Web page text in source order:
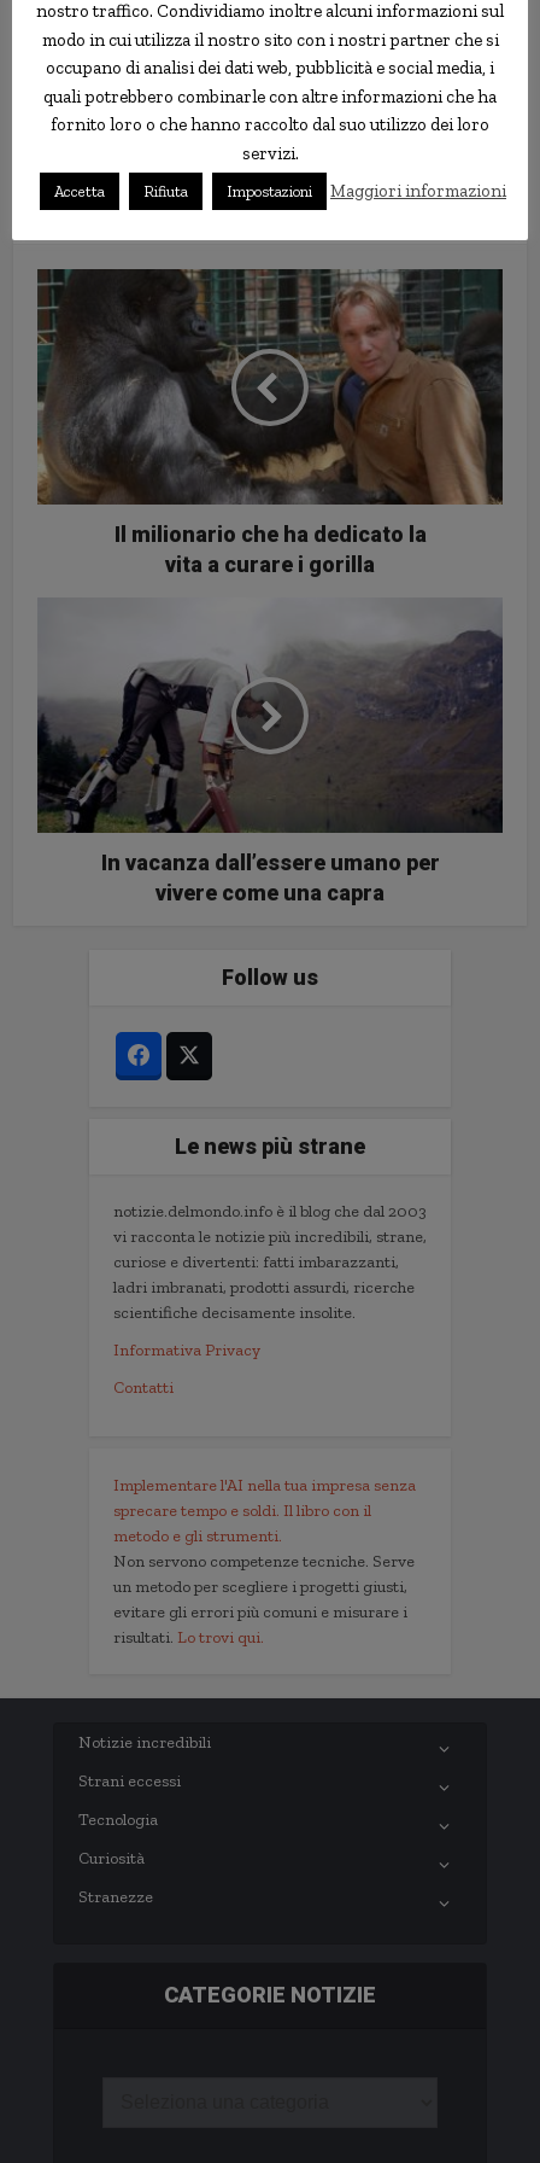
fosse stato condannato al carcere avrebbe comunque perso il
lavoro.
https://www.youtube.com/watch?v=fxbkrHwQvKk
condanne strane matrimonio prigione
Il milionario che ha dedicato la
vita a curare i gorilla
In vacanza dall’essere umano per
vivere come una capra
Follow us
Le news più strane
notizie.delmondo.info è il blog che dal 2003
vi racconta le notizie più incredibili, strane,
curiose e divertenti: fatti imbarazzanti,
ladri imbranati, prodotti assurdi, ricerche
scientifiche decisamente insolite.
Informativa Privacy
Contatti
Implementare l'AI nella tua impresa senza
sprecare tempo e soldi. Il libro con il
metodo e gli strumenti.
Non servono competenze tecniche. Serve
un metodo per scegliere i progetti giusti,
evitare gli errori più comuni e misurare i
risultati. Lo trovi qui.
Notizie incredibili
Strani eccessi
Tecnologia
Curiosità
Stranezze
CATEGORIE NOTIZIE
nostro traffico. Condividiamo inoltre alcuni informazioni sul
modo in cui utilizza il nostro sito con i nostri partner che si
occupano di analisi dei dati web, pubblicità e social media, i
quali potrebbero combinarle con altre informazioni che ha
fornito loro o che hanno raccolto dal suo utilizzo dei loro
servizi.
Accetta Rifiuta Impostazioni Maggiori informazioni